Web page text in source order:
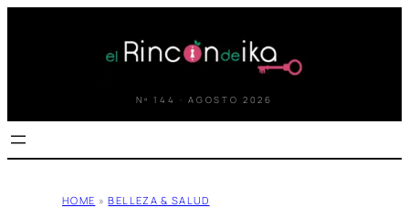
Nº 144 · AGOSTO 2026
HOME » BELLEZA & SALUD